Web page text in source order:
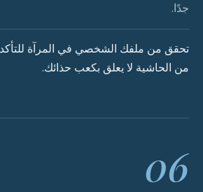
جدًا.
تحقق من ملفك الشخصي في المرآة
من الحاشية لا يعلق بكعب حذائك.
06